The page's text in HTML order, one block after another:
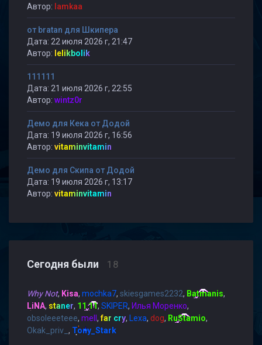
Автор: lamkaa
от bratan для Шкипера
Дата: 22 июля 2026 г, 21:47
Автор: lelikbolik
111111
Дата: 21 июля 2026 г, 22:55
Автор: wintz0r
Демо для Кека от Додой
Дата: 19 июля 2026 г, 16:56
Автор: vitaminvitamin
Демо для Скипа от Додой
Дата: 19 июля 2026 г, 13:17
Автор: vitaminvitamin
Сегодня были 18
Why Not, Kisa, mochka7, skiesgames2232, Batmanis,
LiNA, staner, 11 11, SKIPER, Илья Моренко,
obsoleeeteee, mell , far cry, Lexa, dog, RuStamio,
Okak_priv_ , Tony_Stark